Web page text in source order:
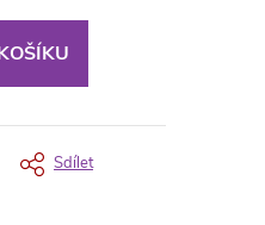
Sdílet